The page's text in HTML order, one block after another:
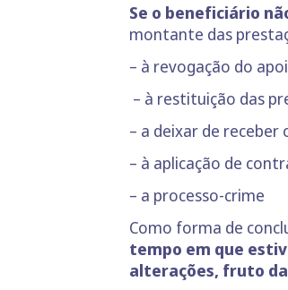
Se o beneficiário
montante das
– à revogação do
– à restituição das
– a deixar de
– à aplicação de
– a processo-crime
Como forma de
tempo em que
alterações, fruto